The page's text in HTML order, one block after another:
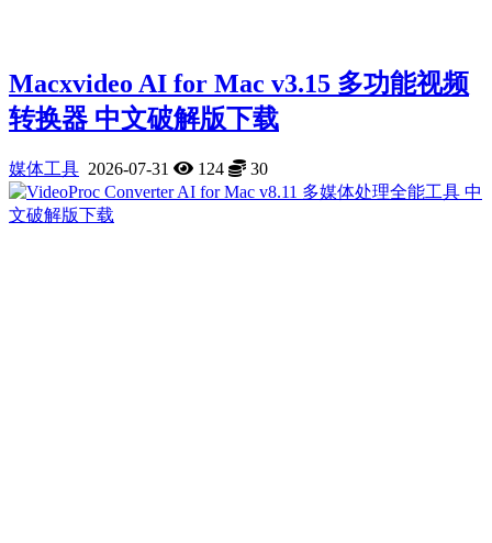
Macxvideo AI for Mac v3.15 多功能视频
转换器 中文破解版下载
媒体工具 2026-07-31 124 30